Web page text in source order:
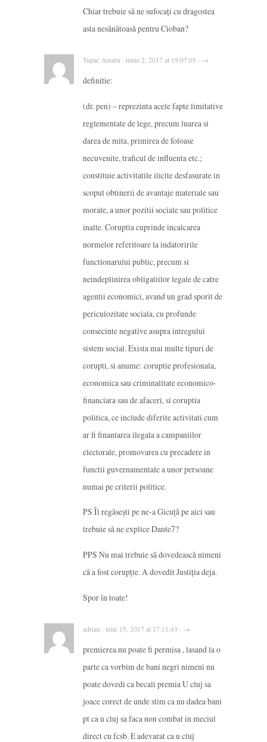
Chiar trebuie să ne sufocați cu dragostea
asta nesănătoasă pentru Cioban?
Tupac Amaru · iunie 2, 2017 at 19:07:05 · →
definitie:
(dr. pen) – reprezinta acele fapte limitative
reglementate de lege, precum luarea si
darea de mita, primirea de foloase
necuvenite, traficul de influenta etc.;
constituie activitatile ilicite desfasurate in
scopul obtinerii de avantaje materiale sau
morale, a unor pozitii sociale sau politice
inalte. Coruptia cuprinde incalcarea
normelor referitoare la indatoririle
functionarului public, precum si
neindeplinirea obligatiilor legale de catre
agentii economici, avand un grad sporit de
periculozitate sociala, cu profunde
consecinte negative asupra intregului
sistem social. Exista mai multe tipuri de
corupti, si anume: coruptie profesionala,
economica sau criminalitate economico-
financiara sau de afaceri, si coruptia
politica, ce include diferite activitati cum
ar fi finantarea ilegala a campaniilor
electorale, promovarea cu precadere in
functii guvernamentale a unor persoane
numai pe criterii politice.
PS Îl regăsești pe ne-a Gicuță pe aici sau
trebuie să ne explice Dante7?
PPS Nu mai trebuie să dovedească nimeni
că a fost corupție. A dovedit Justiția deja.
Spor în toate!
adrian · iulie 15, 2017 at 17:11:43 · →
premierea nu poate fi permisa , lasand la o
parte ca vorbim de bani negri nimeni nu
poate dovedi ca becali premia U cluj sa
joace corect de unde stim ca nu dadea bani
pt ca u cluj sa faca non combat in meciul
direct cu fcsb. E adevarat ca u cluj